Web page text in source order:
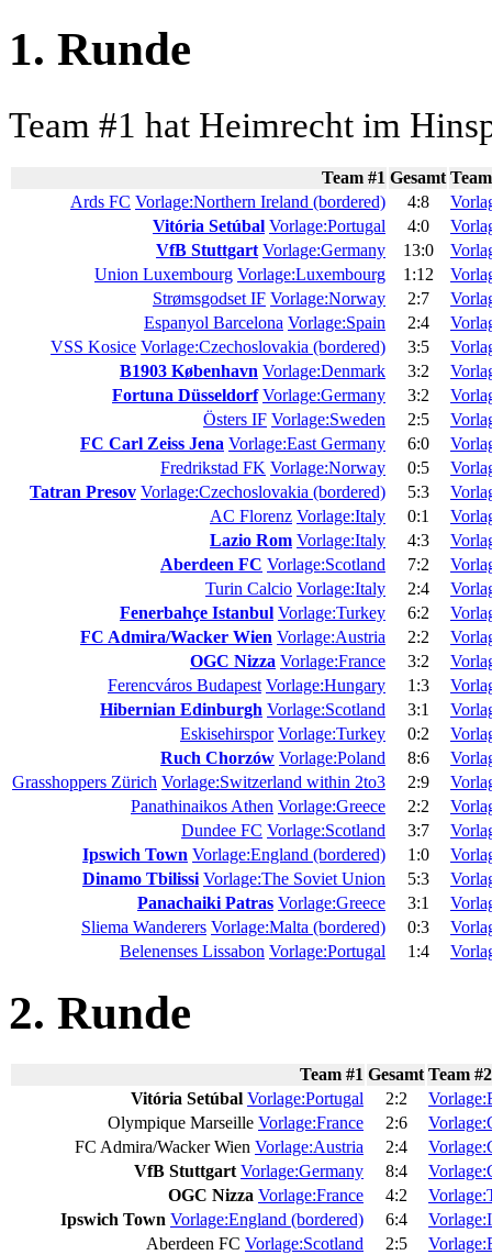
1. Runde
Team #1 hat Heimrecht im
Team #1 Gesamt
Ards FC Vorlage:Northern Ireland (bordered) 4:8
Vitória Setúbal Vorlage:Portugal 4:0
VfB Stuttgart Vorlage:Germany 13:0
Union Luxembourg Vorlage:Luxembourg 1:12
Strømsgodset IF Vorlage:Norway 2:7
Espanyol Barcelona Vorlage:Spain 2:4
VSS Kosice Vorlage:Czechoslovakia (bordered) 3:5
B1903 København Vorlage:Denmark 3:2
Fortuna Düsseldorf Vorlage:Germany 3:2
Östers IF Vorlage:Sweden 2:5
FC Carl Zeiss Jena Vorlage:East Germany 6:0
Fredrikstad FK Vorlage:Norway 0:5
Tatran Presov Vorlage:Czechoslovakia (bordered) 5:3
AC Florenz Vorlage:Italy 0:1
Lazio Rom Vorlage:Italy 4:3
Aberdeen FC Vorlage:Scotland 7:2
Turin Calcio Vorlage:Italy 2:4
Fenerbahçe Istanbul Vorlage:Turkey 6:2
FC Admira/Wacker Wien Vorlage:Austria 2:2
OGC Nizza Vorlage:France 3:2
Ferencváros Budapest Vorlage:Hungary 1:3
Hibernian Edinburgh Vorlage:Scotland 3:1
Eskisehirspor Vorlage:Turkey 0:2
Ruch Chorzów Vorlage:Poland 8:6
Grasshoppers Zürich Vorlage:Switzerland within 2to3 2:9
Panathinaikos Athen Vorlage:Greece 2:2
Dundee FC Vorlage:Scotland 3:7
Ipswich Town Vorlage:England (bordered) 1:0
Dinamo Tbilissi Vorlage:The Soviet Union 5:3
Panachaiki Patras Vorlage:Greece 3:1
Sliema Wanderers Vorlage:Malta (bordered) 0:3
Belenenses Lissabon Vorlage:Portugal 1:4
2. Runde
Team #1 Gesamt Team #2
Vitória Setúbal Vorlage:Portugal 2:2
Olympique Marseille Vorlage:France 2:6
FC Admira/Wacker Wien Vorlage:Austria 2:4
VfB Stuttgart Vorlage:Germany 8:4
OGC Nizza Vorlage:France 4:2
Ipswich Town Vorlage:England (bordered) 6:4
Aberdeen FC Vorlage:Scotland 2:5